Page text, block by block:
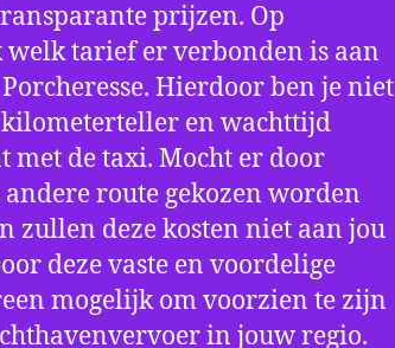
prijzen. Op
tarief er verbonden is aan
Hierdoor ben je niet
en wachttijd
met de taxi. Mocht er door
route gekozen worden
zullen deze kosten niet aan jou
deze vaste en voordelige
mogelijk om voorzien te zijn
in jouw regio.